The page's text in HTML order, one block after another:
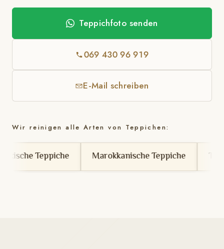
Teppichfoto senden
069 430 96 919
E-Mail schreiben
Wir reinigen alle Arten von Teppichen:
Marokkanische Teppiche Tunesische Teppiche